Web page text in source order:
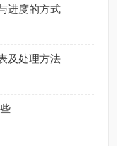
进度的方式
及处理方法